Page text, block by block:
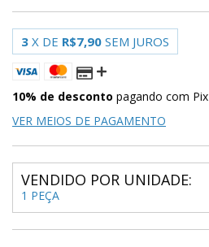
3 X DE R$7,90 SEM JUROS
10% de desconto pagando com Pix
VER MEIOS DE PAGAMENTO
VENDIDO POR UNIDADE:
1 PEÇA